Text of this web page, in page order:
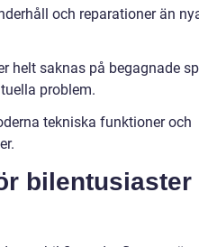
och reparationer än
helt saknas på begagnade
problem.
tekniska funktioner och
bilentusiaster